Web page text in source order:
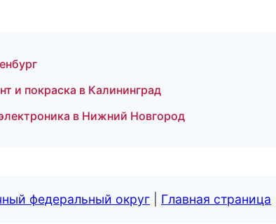
и покраска в Калининград
в Нижний Новгород
федеральный округ Главная страница